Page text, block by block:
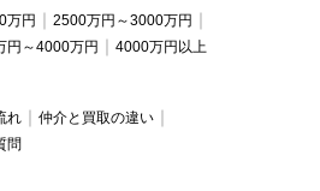
万円
2500万円～3000万円
円～4000万円 4000万円以上
れ
仲介と買取の違い
問